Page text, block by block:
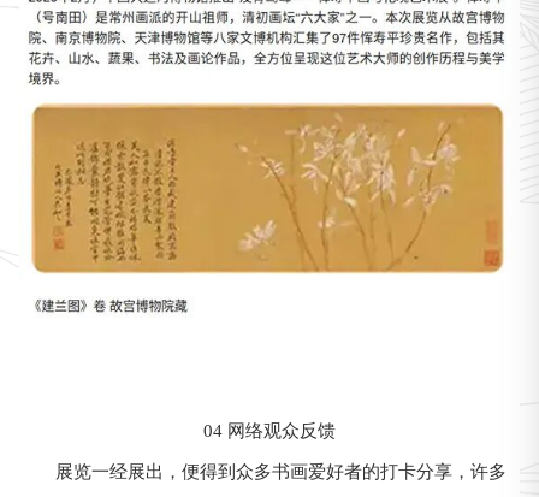
04 网络观众反馈
展览一经展出，便得到众多书画爱好者的打卡分享，许多